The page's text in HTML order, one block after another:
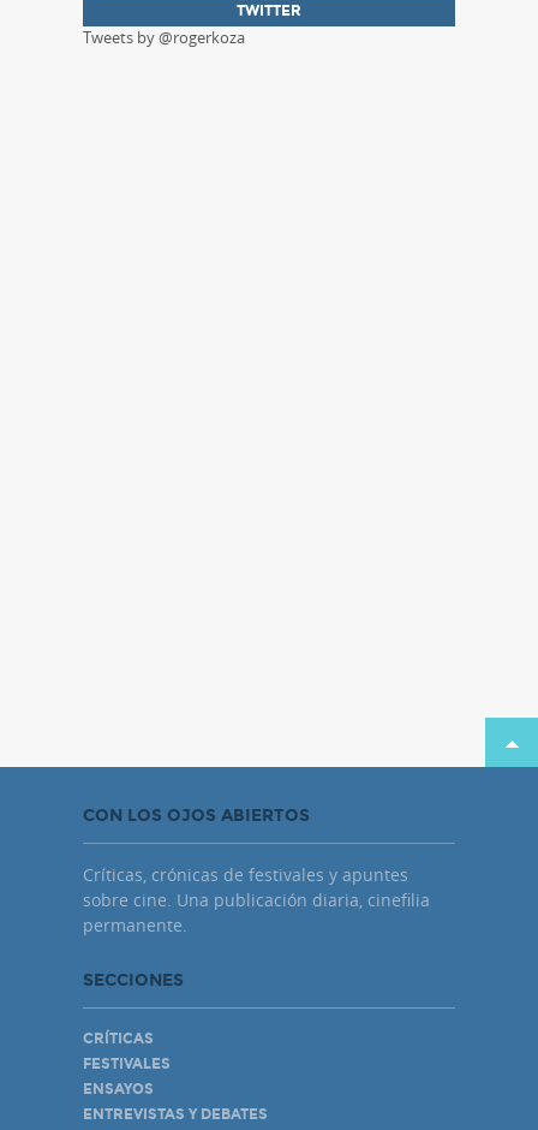
TWITTER
Tweets by @rogerkoza
CON LOS OJOS ABIERTOS
Críticas, crónicas de festivales y apuntes
sobre cine. Una publicación diaria, cinefilia
permanente.
SECCIONES
CRÍTICAS
FESTIVALES
ENSAYOS
ENTREVISTAS Y DEBATES